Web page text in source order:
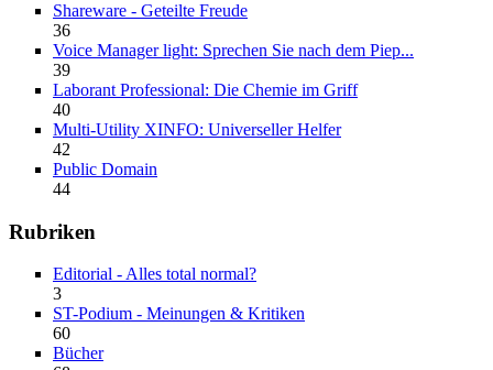
Shareware - Geteilte Freude
36
Voice Manager light: Sprechen Sie nach dem Piep...
39
Laborant Professional: Die Chemie im Griff
40
Multi-Utility XINFO: Universeller Helfer
42
Public Domain
44
Rubriken
Editorial - Alles total normal?
3
ST-Podium - Meinungen & Kritiken
60
Bücher